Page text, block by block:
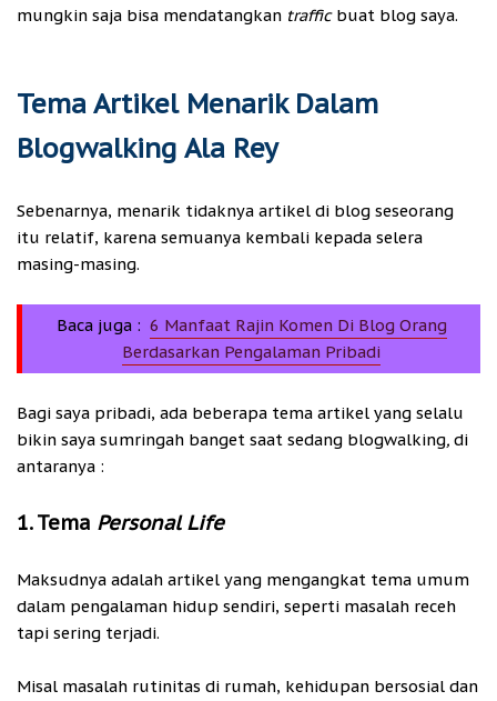
mungkin saja bisa mendatangkan traffic buat blog saya.
Tema Artikel Menarik Dalam
Blogwalking Ala Rey
Sebenarnya, menarik tidaknya artikel di blog seseorang
itu relatif, karena semuanya kembali kepada selera
masing-masing.
Baca juga : 6 Manfaat Rajin Komen Di Blog Orang
Berdasarkan Pengalaman Pribadi
Bagi saya pribadi, ada beberapa tema artikel yang selalu
bikin saya sumringah banget saat sedang blogwalking, di
antaranya :
1. Tema Personal Life
Maksudnya adalah artikel yang mengangkat tema umum
dalam pengalaman hidup sendiri, seperti masalah receh
tapi sering terjadi.
Misal masalah rutinitas di rumah, kehidupan bersosial dan